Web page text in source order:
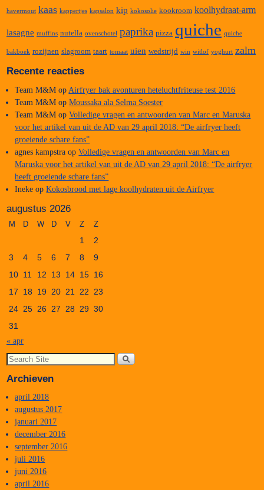
havermout kaas kappertjes kapsalon kip kokosolie kookroom koolhydraat-arm
lasagne muffins nutella ovenschotel paprika pizza quiche quiche
bakboek rozijnen slagroom taart tomaat uien wedstrijd win witlof yoghurt zalm
Recente reacties
Team M&M op Airfryer bak avonturen heteluchtfriteuse test 2016
Team M&M opMoussaka ala Selma Soester
Team M&M opVolledige vragen en antwoorden van Marc en Maruska
voor het artikel van uit de AD van 29 april 2018: “De airfryer heeft
groeiende schare fans”
agnes kampstra opVolledige vragen en antwoorden van Marc en
Maruska voor het artikel van uit de AD van 29 april 2018: “De airfryer
heeft groeiende schare fans”
Ineke opKokosbrood met lage koolhydraten uit de Airfryer
augustus 2026
M D W D V Z Z
1
2
3
4 5 6 7 8
9
10 11 12 13 14 15 16
17
18 19 20 21 22
23
24 25 26 27 28 29 30
31
« apr
Archieven
april 2018
augustus 2017
januari 2017
december 2016
september 2016
juli 2016
juni 2016
april 2016